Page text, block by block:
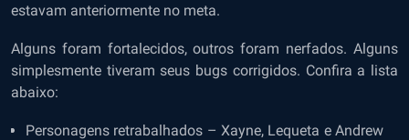
estavam anteriormente no meta.
Alguns foram fortalecidos, outros foram nerfados. Alguns
simplesmente tiveram seus bugs corrigidos. Confira a lista
abaixo:
Personagens retrabalhados – Xayne, Lequeta e Andrew